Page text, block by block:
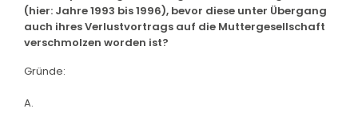
(hier: Jahre 1993 bis 1996), bevor diese unter Übergang
auch ihres Verlustvortrags auf die Muttergesellschaft
verschmolzen worden ist?
Gründe:
A.